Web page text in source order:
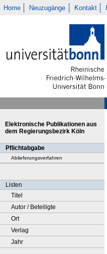
Home Neuzugänge Kontakt
Elektronische Publikationen aus
dem Regierungsbezirk Köln
Pflichtabgabe
Ablieferungsverfahren
Listen
Titel
Autor / Beteiligte
Ort
Verlag
Jahr